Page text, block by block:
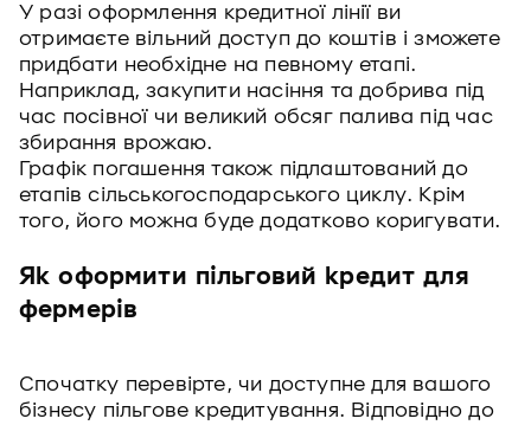
У разі оформлення кредитної лінії ви
отримаєте вільний доступ до коштів і зможете
придбати необхідне на певному етапі.
Наприклад, закупити насіння та добрива під
час посівної чи великий обсяг палива під час
збирання врожаю.
Графік погашення також підлаштований до
етапів сільськогосподарського циклу. Крім
того, його можна буде додатково коригувати.
Як оформити пільговий кредит для
фермерів
Спочатку перевірте, чи доступне для вашого
бізнесу пільгове кредитування. Відповідно до